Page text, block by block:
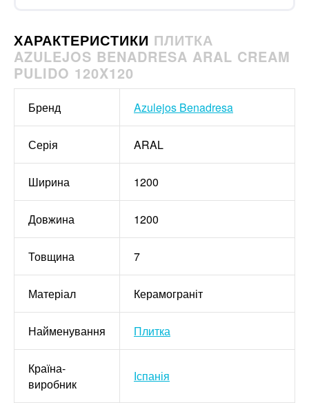
ХАРАКТЕРИСТИКИ ПЛИТКА
AZULEJOS BENADRESA ARAL CREAM
PULIDO 120X120
Бренд Azulejos Benadresa
Серія ARAL
Ширина 1200
Довжина 1200
Товщина 7
Матеріал Керамограніт
Найменування Плитка
Країна-
виробник
Іспанія